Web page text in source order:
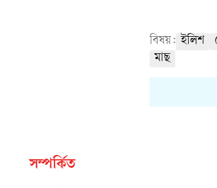
বিষয়: ইলিশ
মাছ
সম্পর্কিত